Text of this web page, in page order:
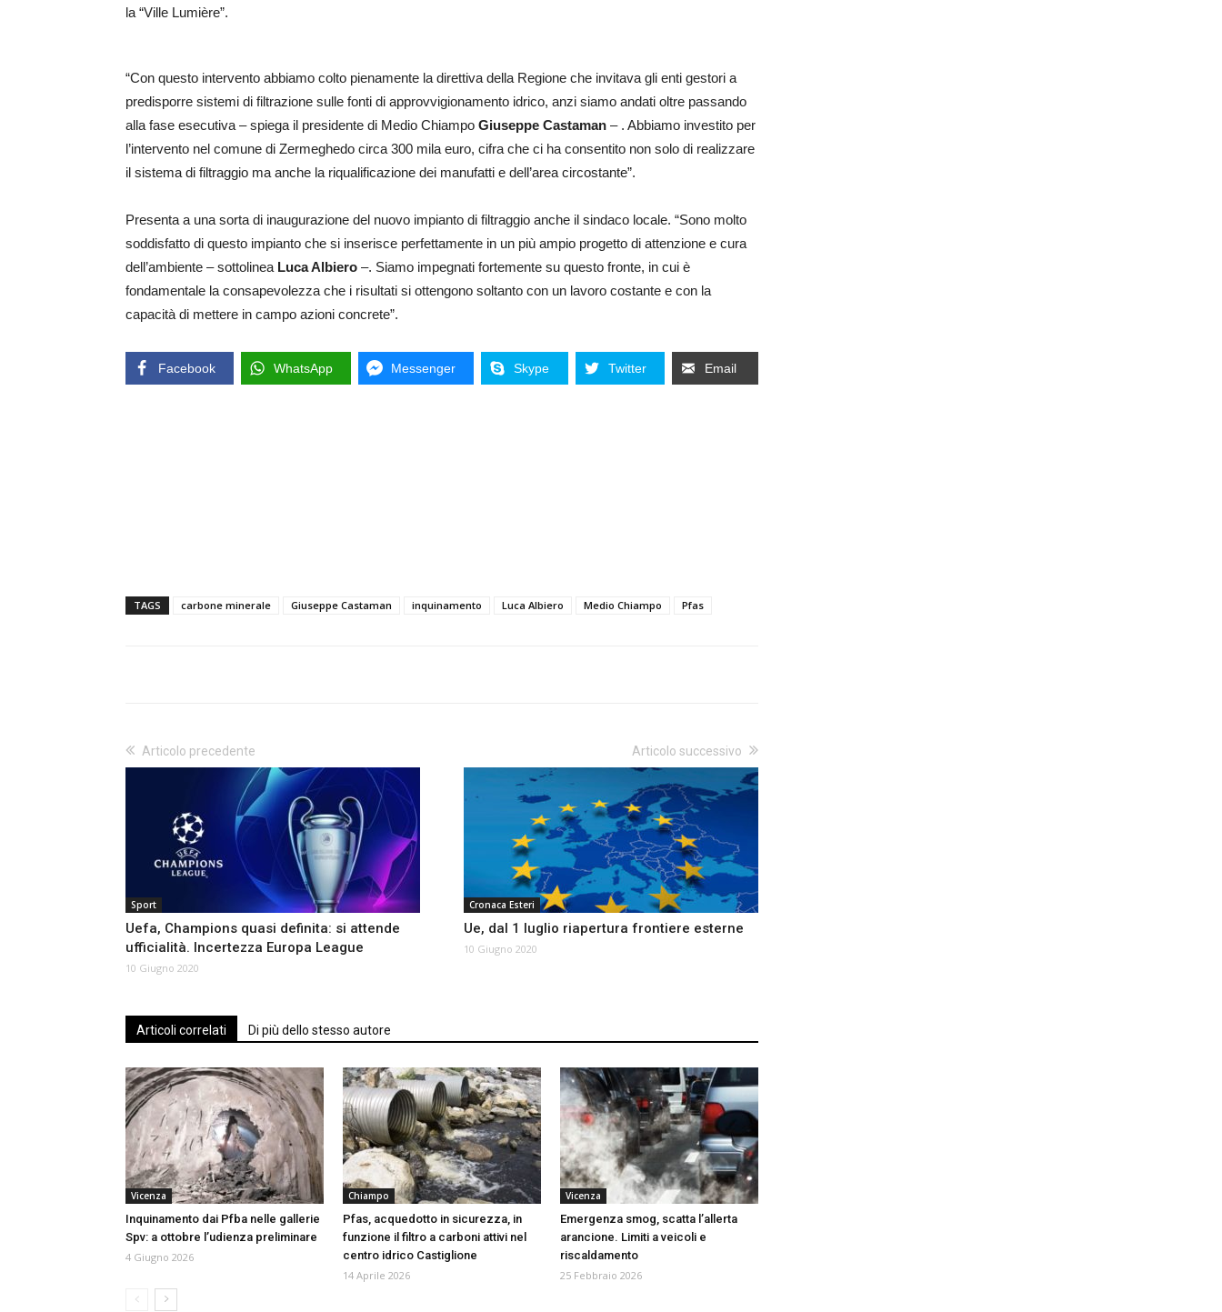
la “Ville Lumière”.
“Con questo intervento abbiamo colto pienamente la direttiva della Regione che invitava gli enti gestori a
predisporre sistemi di filtrazione sulle fonti di approvvigionamento idrico, anzi siamo andati oltre passando
alla fase esecutiva – spiega il presidente di Medio Chiampo Giuseppe Castaman – . Abbiamo investito per
l’intervento nel comune di Zermeghedo circa 300 mila euro, cifra che ci ha consentito non solo di realizzare
il sistema di filtraggio ma anche la riqualificazione dei manufatti e dell’area circostante”.
Presenta a una sorta di inaugurazione del nuovo impianto di filtraggio anche il sindaco locale. “Sono molto
soddisfatto di questo impianto che si inserisce perfettamente in un più ampio progetto di attenzione e cura
dell’ambiente – sottolinea Luca Albiero –. Siamo impegnati fortemente su questo fronte, in cui è
fondamentale la consapevolezza che i risultati si ottengono soltanto con un lavoro costante e con la
capacità di mettere in campo azioni concrete”.
Facebook WhatsApp Messenger Skype Twitter Email
TAGS carbone minerale Giuseppe Castaman inquinamento Luca Albiero Medio Chiampo Pfas
Articolo precedente
Sport
Uefa, Champions quasi definita: si attende
ufficialità. Incertezza Europa League
10 Giugno 2020
Articolo successivo
Cronaca Esteri
Ue, dal 1 luglio riapertura frontiere esterne
10 Giugno 2020
Articoli correlati Di più dello stesso autore
Vicenza
Inquinamento dai Pfba nelle gallerie
Spv: a ottobre l’udienza preliminare
4 Giugno 2026
Chiampo
Pfas, acquedotto in sicurezza, in
funzione il filtro a carboni attivi nel
centro idrico Castiglione
14 Aprile 2026
Vicenza
Emergenza smog, scatta l’allerta
arancione. Limiti a veicoli e
riscaldamento
25 Febbraio 2026